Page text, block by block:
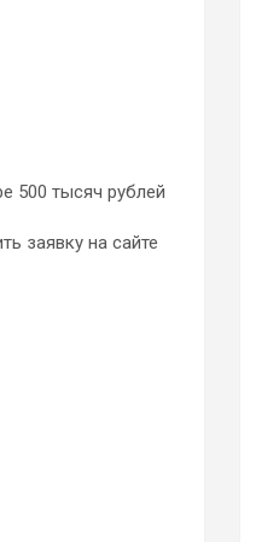
500 тысяч рублей
заявку на сайте